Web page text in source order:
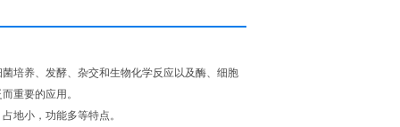
培养、发酵、杂交和生物化学反应以及酶、细胞
重要的应用。
地小，功能多等特点。